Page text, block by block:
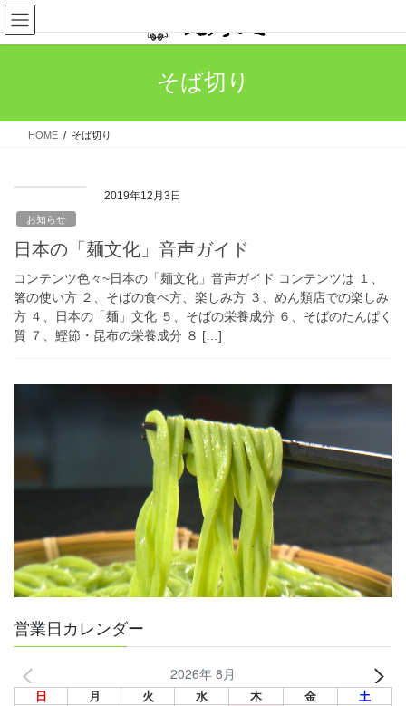
コ
ン
テ
ス
ナ
ビ
ゲ
ン
そば切り
HOME そば切り
2019年12月3日
お知らせ
日本の「麺文化」音声ガイド
コンテンツ色々~日本の「麺文化」音声ガイド コンテンツは １、
箸の使い方 ２、そばの食べ方、楽しみ方 ３、めん類店での楽しみ
方 ４、日本の「麺」文化 ５、そばの栄養成分 ６、そばのたんぱく
質 ７、鰹節・昆布の栄養成分 ８ […]
営業日カレンダー
2026年 8月
日 月 火 水 木 金 土